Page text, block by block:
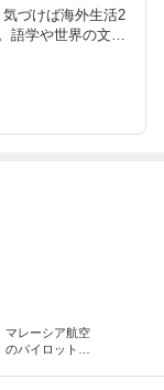
づけば海外生活2
語学や世界の文
マレーシア航空
のパイロットが